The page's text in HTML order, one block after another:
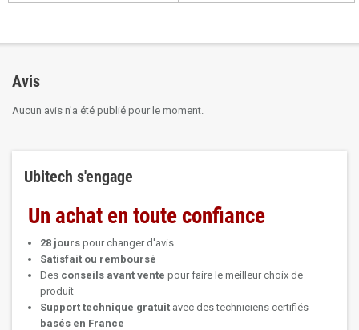
Avis
Aucun avis n'a été publié pour le moment.
Ubitech s'engage
Un achat en toute confiance
28 jours pour changer d'avis
Satisfait ou remboursé
Des conseils avant vente pour faire le meilleur choix de
produit
Support technique gratuit avec des techniciens certifiés
basés en France